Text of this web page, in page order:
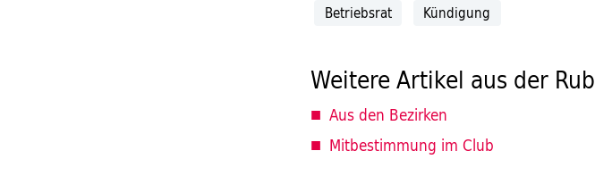
Betriebsrat Kündigung
Weitere Artikel aus der
Aus den Bezirken
Mitbestimmung im Club